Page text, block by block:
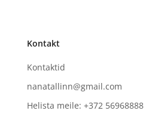
Kontakt
Kontaktid
nanatallinn@gmail.com
Helista meile: +372 56968888